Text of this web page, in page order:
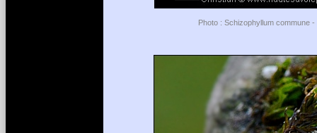
Photo : Schizophyllum commune